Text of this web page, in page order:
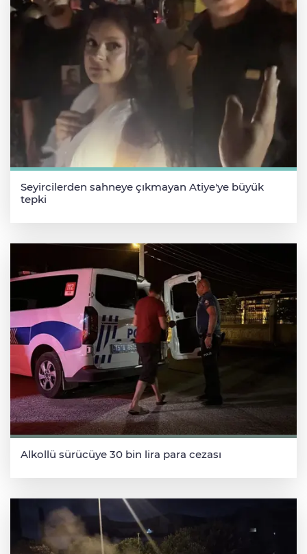
Seyircilerden sahneye çıkmayan Atiye'ye büyük
tepki
Alkollü sürücüye 30 bin lira para cezası